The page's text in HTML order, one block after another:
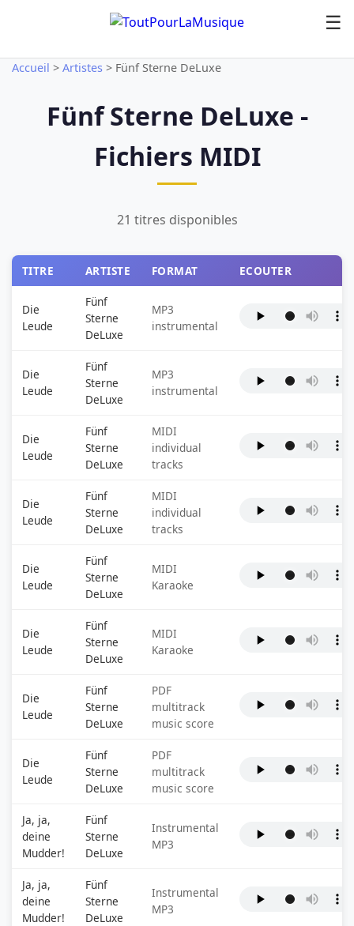
☰
Accueil > Artistes > Fünf Sterne DeLuxe
Fünf Sterne DeLuxe -
Fichiers MIDI
21 titres disponibles
TITRE ARTISTE FORMAT ECOUTER
Die
Leude
Fünf
Sterne
DeLuxe
MP3
instrumental
Die
Leude
Fünf
Sterne
DeLuxe
MP3
instrumental
Die
Leude
Fünf
Sterne
DeLuxe
MIDI
individual
tracks
Die
Leude
Fünf
Sterne
DeLuxe
MIDI
individual
tracks
Die
Leude
Fünf
Sterne
DeLuxe
MIDI
Karaoke
Die
Leude
Fünf
Sterne
DeLuxe
MIDI
Karaoke
Die
Leude
Fünf
Sterne
DeLuxe
PDF
multitrack
music score
Die
Leude
Fünf
Sterne
DeLuxe
PDF
multitrack
music score
Ja, ja,
deine
Mudder!
Fünf
Sterne
DeLuxe
Instrumental
MP3
Ja, ja,
deine
Mudder!
Fünf
Sterne
DeLuxe
Instrumental
MP3